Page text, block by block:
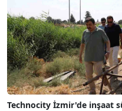
Technocity İzmir'de inşaat